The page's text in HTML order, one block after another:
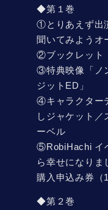
◆第１巻
①とりあえず出
聞いてみようオ
②ブックレット
③特典映像「ノ
ジットED」
④キャラクター
しジャケット／
ーベル
⑤RobiHachi イ
ら幸せになりま
購入申込み券（
◆第２巻